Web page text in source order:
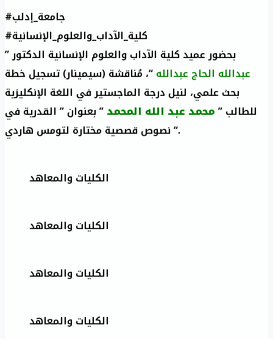
#جامعة_إدلب
#كلية_الآداب_والعلوم_الإنسانية
بحضور عميد كلية الآداب والعلوم الإنسانية الدكتور ”
عبدالله الحاج عبدالله“، مُناقشة (سيمينار) تسجيل خطة
بحث علمي، لنيل درجة الماجستير في اللغة الإنكليزية
للطالب ”محمد عبد الله المحمد” بعنوان ” القدرية في
نصوص قصصية مختارة لتومس هاردي “.
الكليات والمعاهد
الكليات والمعاهد
الكليات والمعاهد
الكليات والمعاهد